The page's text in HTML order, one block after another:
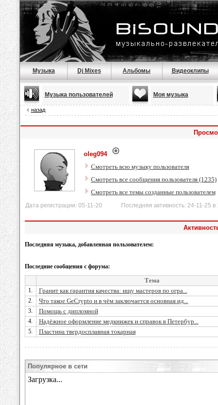
Музыка Dj Mixes Альбомы Видеоклипы
Музыка пользователей Моя музыка
назад
oleg094
Смотреть всю музыку пользователя
Смотреть все сообщения пользователя (1235)
Смотреть все темы созданные пользователем
Дата регистрации: 05-11-20 Последняя активность: 24-11-25 в
Последняя музыка, добавленная пользователем:
Последние сообщения с форума:
Тема
1. Гранит как гарантия качества: ищу мастеров по огра...
2. Что такое GeCrypto и в чём заключается основная ид...
3. Помощь с дипломной
4. Надёжное оформление медкнижек и справок в Петербур...
5. Пластина твердосплавная токарная
Популярное в сети